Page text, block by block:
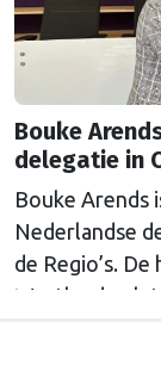
Bouke
delegatie in
Bouke Arends
Nederlandse
de Regio’s.
Westland volgt